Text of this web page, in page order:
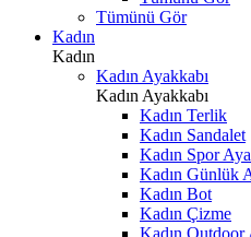
Tümünü Gör
Kadın
Kadın
Kadın Ayakkabı
Kadın Ayakkabı
Kadın Terlik
Kadın Sandalet
Kadın Spor
Kadın Günlük
Kadın Bot
Kadın Çizme
Kadın Outdoor